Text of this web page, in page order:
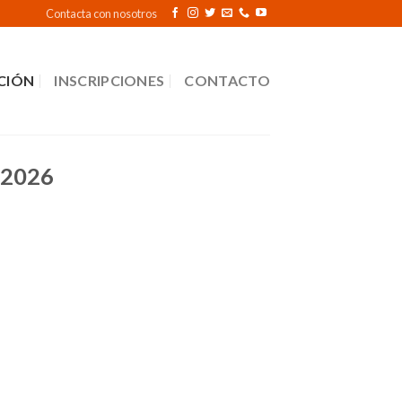
Contacta con nosotros
INSCRIPCIONES CONTACTO